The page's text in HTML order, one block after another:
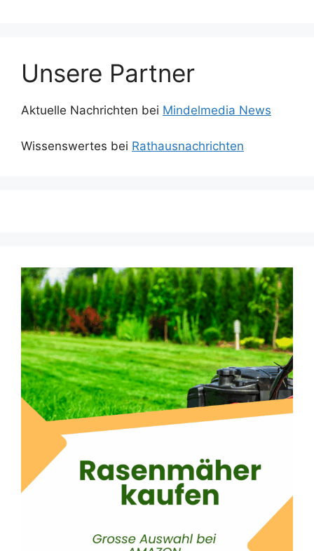
Unsere Partner
Aktuelle Nachrichten bei Mindelmedia News
Wissenswertes bei Rathausnachrichten